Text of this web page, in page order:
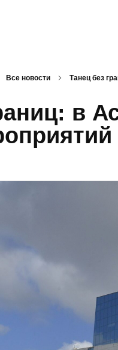
Все новости Танец без
в